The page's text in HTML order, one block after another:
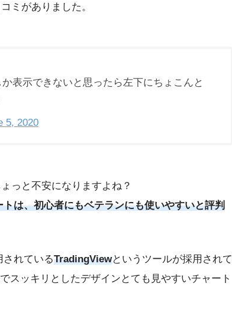
ミがありました。
表示できないと思ったら左下にちょこんと
5, 2020
っと不安になりますよね？
は、初心者にもベテランにも使いやすいと評判
されているTradingViewというツールが採用されて
スッキリとしたデザインとても見やすいチャート